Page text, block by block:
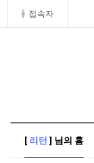
접속자
[ 리턴 ] 님의 홈